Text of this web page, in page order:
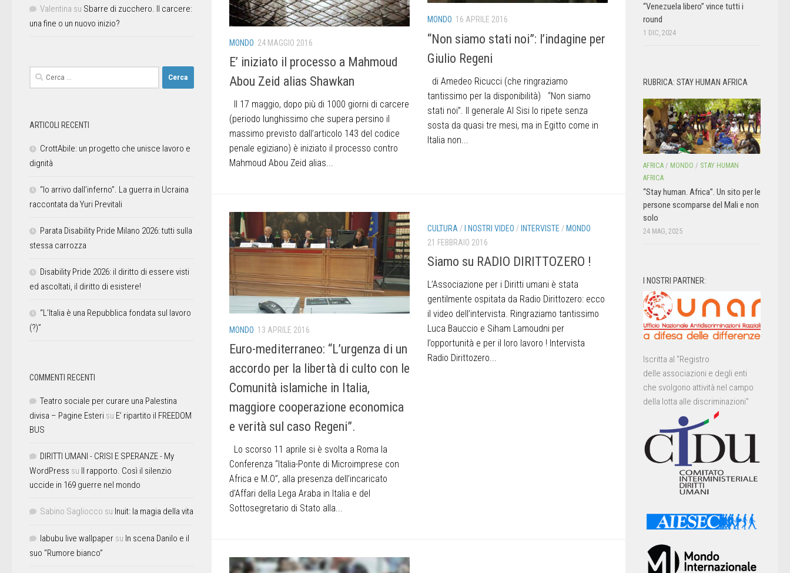
MONDO 24 MAGGIO 2016
E’ iniziato il processo a Mahmoud
Abou Zeid alias Shawkan
Il 17 maggio, dopo più di 1000 giorni di carcere
(periodo lunghissimo che supera persino il
massimo previsto dall’articolo 143 del codice
penale egiziano) è iniziato il processo contro
Mahmoud Abou Zeid alias...
MONDO 16 APRILE 2016
“Non siamo stati noi”: l’indagine per
Giulio Regeni
di Amedeo Ricucci (che ringraziamo
tantissimo per la disponibilità) “Non siamo
stati noi”. Il generale Al Sisi lo ripete senza
sosta da quasi tre mesi, ma in Egitto come in
Italia non...
MONDO 13 APRILE 2016
Euro-mediterraneo: “L’urgenza di un
accordo per la libertà di culto con le
Comunità islamiche in Italia,
maggiore cooperazione economica
e verità sul caso Regeni”.
Lo scorso 11 aprile si è svolta a Roma la
Conferenza “Italia-Ponte di Microimprese con
Africa e M.O”, alla presenza dell’incaricato
d’Affari della Lega Araba in Italia e del
Sottosegretario di Stato alla...
CULTURA/ I NOSTRI VIDEO / INTERVISTE / MONDO
21 FEBBRAIO 2016
Siamo su RADIO DIRITTOZERO !
L’Associazione per i Diritti umani è stata
gentilmente ospitata da Radio Dirittozero: ecco
il video dell’intervista. Ringraziamo tantissimo
Luca Bauccio e Siham Lamoudni per
l’opportunità e per il loro lavoro ! Intervista
Radio Dirittozero...
Valentina su Sbarre di zucchero. Il carcere:
una fine o un nuovo inizio?
ARTICOLI RECENTI
CrottAbile: un progetto che unisce lavoro e
dignità
“Io arrivo dall’inferno”. La guerra in Ucraina
raccontata da Yuri Previtali
Parata Disability Pride Milano 2026: tutti sulla
stessa carrozza
Disability Pride 2026: il diritto di essere visti
ed ascoltati, il diritto di esistere!
“L’Italia è una Repubblica fondata sul lavoro
(?)”
COMMENTI RECENTI
Teatro sociale per curare una Palestina
divisa – Pagine Esteri su E’ ripartito il FREEDOM
BUS
DIRITTI UMANI - CRISI E SPERANZE - My
WordPress su Il rapporto. Così il silenzio
uccide in 169 guerre nel mondo
Sabino Sagliocco su Inuit: la magia della vita
labubu live wallpaper su In scena Danilo e il
suo “Rumore bianco”
“Venezuela libero” vince tutti i
round
1 DIC, 2024
RUBRICA: STAY HUMAN AFRICA
AFRICA / MONDO / STAY HUMAN
AFRICA
“Stay human. Africa”. Un sito per le
persone scomparse del Mali e non
solo
24 MAG, 2025
I NOSTRI PARTNER:
Iscritta al “Registro
delle associazioni e degli enti
che svolgono attività nel campo
della lotta alle discriminazioni”